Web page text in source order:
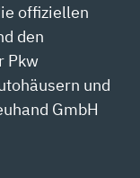
offiziellen
den
Pkw
und
GmbH